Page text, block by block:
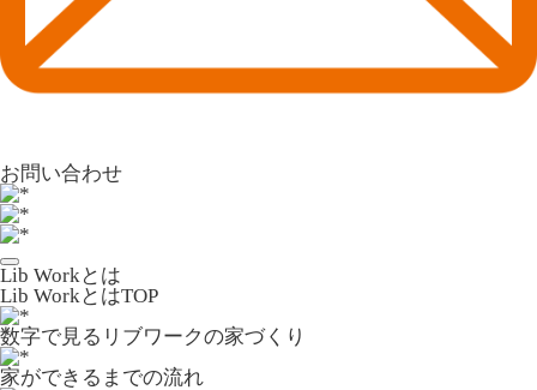
お問い合わせ
Lib Workとは
Lib WorkとはTOP
数字で⾒るリブワークの家づくり
家ができるまでの流れ